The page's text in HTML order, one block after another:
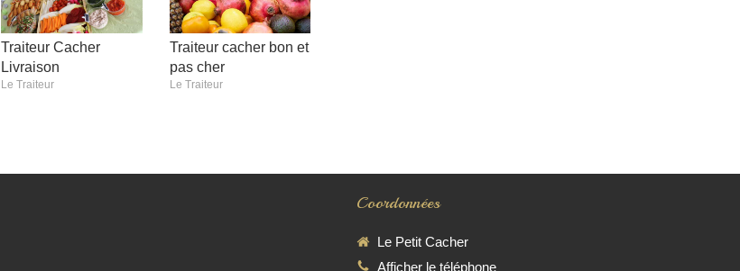
Traiteur Cacher
Livraison
Le Traiteur
Traiteur cacher bon et
pas cher
Le Traiteur
Coordonnées
Le Petit Cacher
Afficher le téléphone